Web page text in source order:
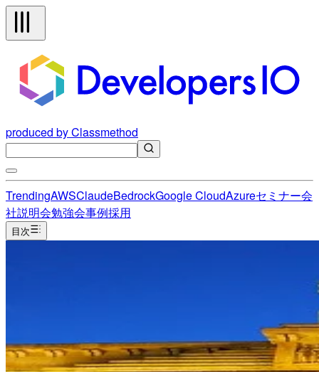
produced by Classmethod
TrendingAWSClaudeBedrockGoogle CloudAzureセミナー会
社説明会勉強会事例採用
目次